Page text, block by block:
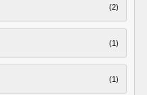
(2)
(1)
(1)